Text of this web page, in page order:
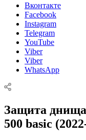
Вконтакте
Facebook
Instagram
Telegram
YouTube
Viber
Viber
WhatsApp
Защита
500 basic